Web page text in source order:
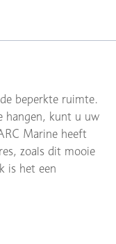
beperkte ruimte.
hangen, kunt u uw
Marine heeft
zoals dit mooie
is het een